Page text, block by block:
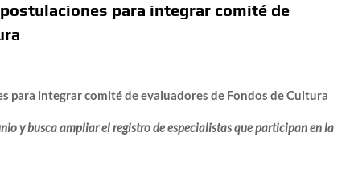
para integrar comité de
para integrar comité de evaluadores de Fondos de Cultura
y busca ampliar el registro de especialistas que participan en la